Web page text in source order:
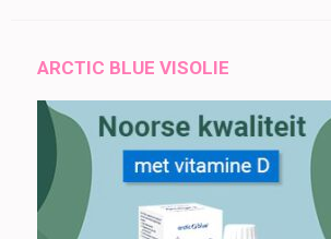
ARCTIC BLUE VISOLIE